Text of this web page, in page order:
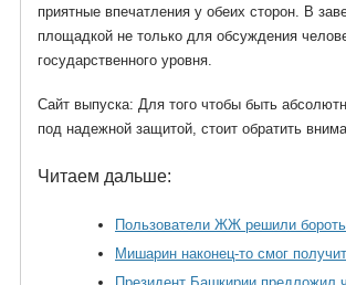
приятные впечатления у обеих сторон. В
площадкой не только для обсуждения
государственного уровня.
Сайт выпуска: Для того чтобы быть
под надежной защитой, стоит обратить
Читаем дальше:
Пользователи ЖЖ решили
Мишарин наконец-то смог